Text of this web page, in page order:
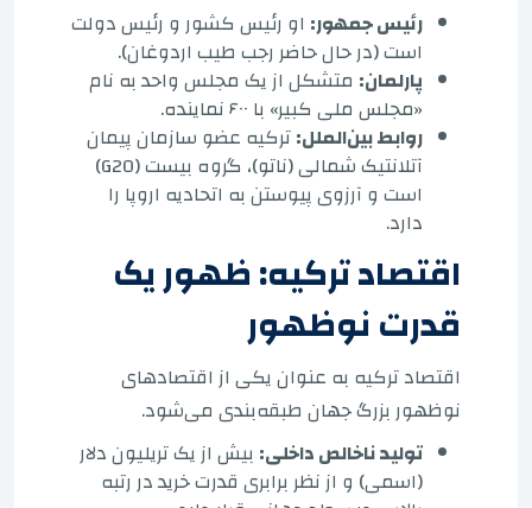
رئیس جمهور: او رئیس کشور و رئیس دولت
است (در حال حاضر رجب طیب اردوغان).
پارلمان: متشکل از یک مجلس واحد به نام
«مجلس ملی کبیر» با ۶۰۰ نماینده.
روابط بین‌الملل:ترکیه عضو سازمان پیمان
آتلانتیک شمالی (ناتو)، گروه بیست (G20)
است و آرزوی پیوستن به اتحادیه اروپا را
دارد.
اقتصاد ترکیه: ظهور یک
قدرت نوظهور
اقتصاد ترکیه به عنوان یکی از اقتصادهای
نوظهور بزرگ جهان طبقه‌بندی می‌شود.
تولید ناخالص داخلی: بیش از یک تریلیون دلار
(اسمی) و از نظر برابری قدرت خرید در رتبه